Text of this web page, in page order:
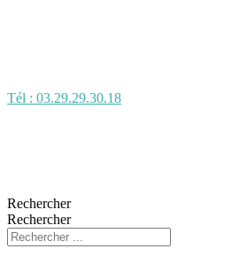
Tél : 03.29.29.30.18
Rechercher
Rechercher